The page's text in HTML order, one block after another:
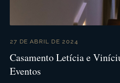
27 DE ABRIL DE 2024
Casamento Letícia e
Eventos